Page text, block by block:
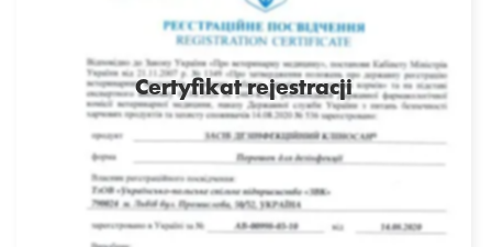
Certyfikat rejestracji